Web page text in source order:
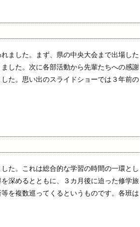
ました。まず、県の中央大会まで出場した
した。次に各部活動から先輩たちへの感謝
た。思い出のスライドショーでは３年前の
た。これは総合的な学習の時間の一環とし
深めるとともに、３カ月後に迫った修学旅
を複数巡ってくるというものです。各班は